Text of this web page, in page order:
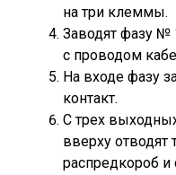
на три клеммы.
Заводят фазу №
с проводом
На входе фазу
контакт.
С трех
вверху отводят
распредкороб